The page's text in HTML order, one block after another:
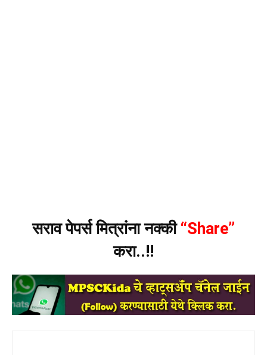
सराव पेपर्स मित्रांना नक्की“Share”
करा..!!